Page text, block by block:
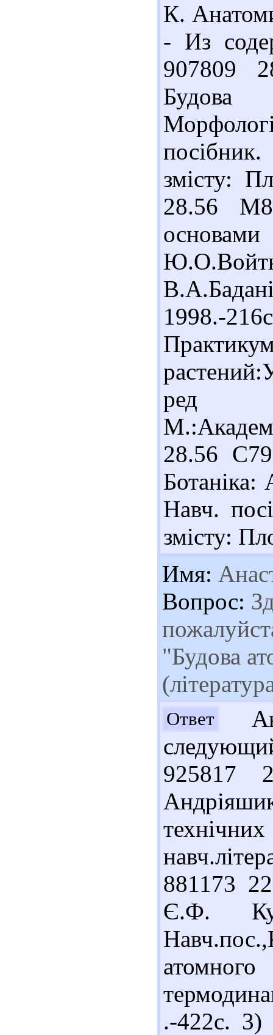
К.
- Из
907809
Будова
змісту:
28.56
основами
1998.-
ред
28.56
Ботаніка:
Навч.
змісту:
Имя:
Вопрос:
"Будова
Ответ
925817
881173
Є.Ф.
.-422с. 3)